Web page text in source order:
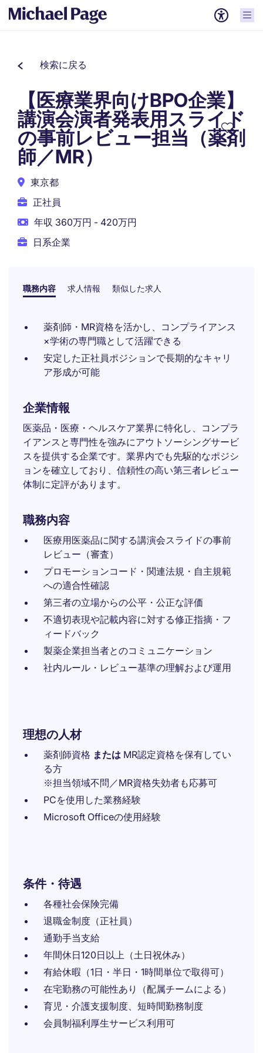
検索に戻る
【医療業界向けBPO企業】
講演会演者発表用スライド
の事前レビュー担当（薬剤
師／MR）
東京都
正社員
年収 360万円 - 420万円
日系企業
職務内容 求人情報 類似した求人
薬剤師・MR資格を活かし、コンプライアンス
×学術の専門職として活躍できる
安定した正社員ポジションで長期的なキャリ
ア形成が可能
企業情報
医薬品・医療・ヘルスケア業界に特化し、コンプラ
イアンスと専門性を強みにアウトソーシングサービ
スを提供する企業です。業界内でも先駆的なポジシ
ョンを確立しており、信頼性の高い第三者レビュー
体制に定評があります。
職務内容
医療用医薬品に関する講演会スライドの事前
レビュー（審査）
プロモーションコード・関連法規・自主規範
への適合性確認
第三者の立場からの公平・公正な評価
不適切表現や記載内容に対する修正指摘・フ
ィードバック
製薬企業担当者とのコミュニケーション
社内ルール・レビュー基準の理解および運用
理想の人材
薬剤師資格 または MR認定資格を保有してい
る方
※担当領域不問／MR資格失効者も応募可
PCを使用した業務経験
Microsoft Officeの使用経験
条件・待遇
各種社会保険完備
退職金制度（正社員）
通勤手当支給
年間休日120日以上（土日祝休み）
有給休暇（1日・半日・1時間単位で取得可）
在宅勤務の可能性あり（配属チームによる）
育児・介護支援制度、短時間勤務制度
会員制福利厚生サービス利用可